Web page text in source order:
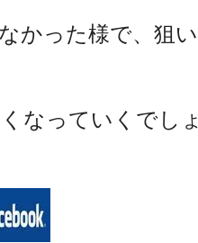
かった様で、狙
なっていくでし